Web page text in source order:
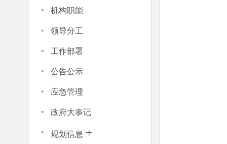
· 机构职能
· 领导分工
· 工作部署
· 公告公示
· 应急管理
· 政府大事记
· 规划信息 +